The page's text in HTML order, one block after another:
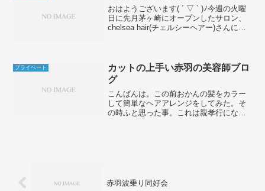
おはようございます( ´ ▽ ` )ﾉ今週の火曜
日に先月茅ヶ崎にオープンしたサロン、
chelsea hair(チェルシーヘアー)さんに自
プライベート
カットの上手い赤羽の美容師ブロ
グ
こんばんは。この前おかんの髪をカラー
して簡単なヘアアレンジをしてみた。そ
の時ふと思った事。これは親孝行になっ
赤羽波乗り同好会